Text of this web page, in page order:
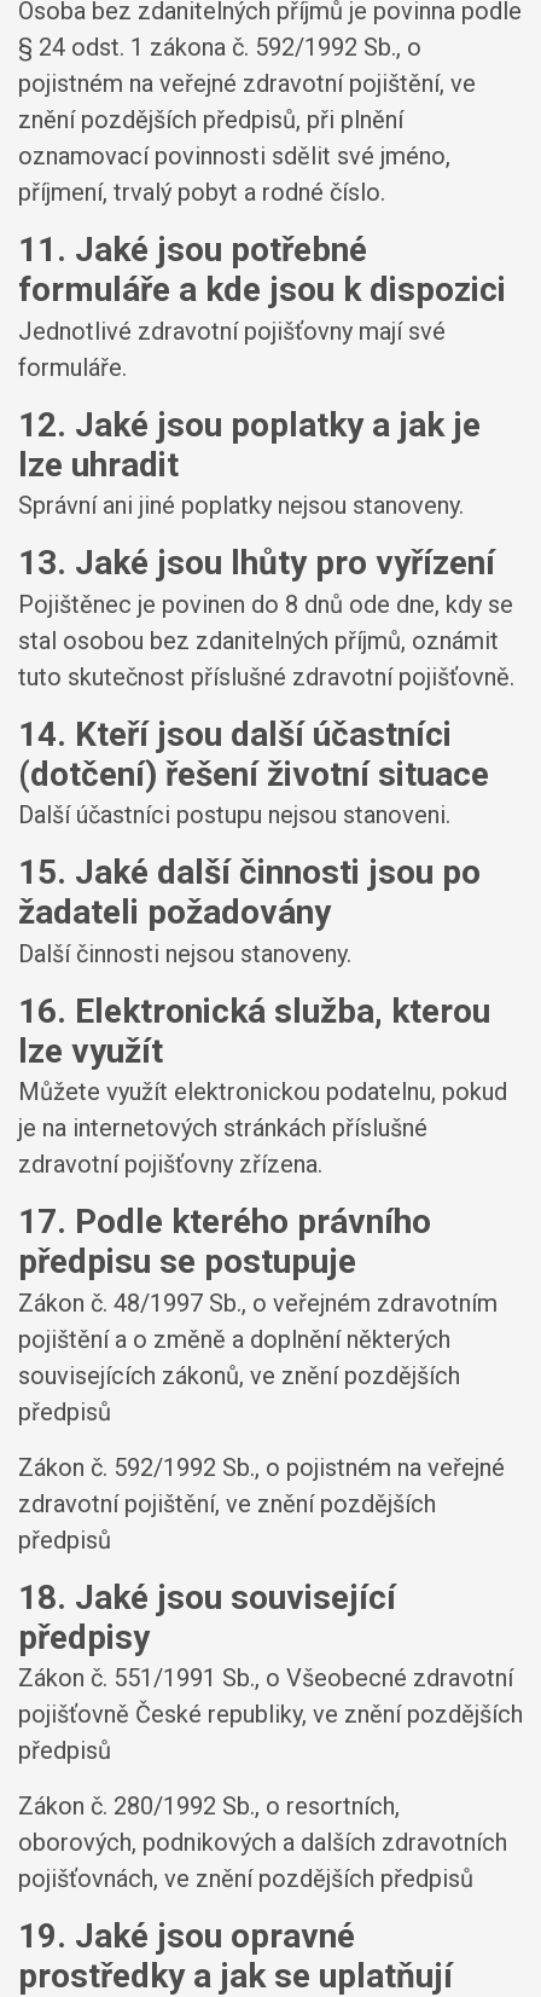
Osoba bez zdanitelných příjmů je povinna podle
§ 24 odst. 1 zákona č. 592/1992 Sb., o
pojistném na veřejné zdravotní pojištění, ve
znění pozdějších předpisů, při plnění
oznamovací povinnosti sdělit své jméno,
příjmení, trvalý pobyt a rodné číslo.
11. Jaké jsou potřebné
formuláře a kde jsou k dispozici
Jednotlivé zdravotní pojišťovny mají své
formuláře.
12. Jaké jsou poplatky a jak je
lze uhradit
Správní ani jiné poplatky nejsou stanoveny.
13. Jaké jsou lhůty pro vyřízení
Pojištěnec je povinen do 8 dnů ode dne, kdy se
stal osobou bez zdanitelných příjmů, oznámit
tuto skutečnost příslušné zdravotní pojišťovně.
14. Kteří jsou další účastníci
(dotčení) řešení životní situace
Další účastníci postupu nejsou stanoveni.
15. Jaké další činnosti jsou po
žadateli požadovány
Další činnosti nejsou stanoveny.
16. Elektronická služba, kterou
lze využít
Můžete využít elektronickou podatelnu, pokud
je na internetových stránkách příslušné
zdravotní pojišťovny zřízena.
17. Podle kterého právního
předpisu se postupuje
Zákon č. 48/1997 Sb., o veřejném zdravotním
pojištění a o změně a doplnění některých
souvisejících zákonů, ve znění pozdějších
předpisů
Zákon č. 592/1992 Sb., o pojistném na veřejné
zdravotní pojištění, ve znění pozdějších
předpisů
18. Jaké jsou související
předpisy
Zákon č. 551/1991 Sb., o Všeobecné zdravotní
pojišťovně České republiky, ve znění pozdějších
předpisů
Zákon č. 280/1992 Sb., o resortních,
oborových, podnikových a dalších zdravotních
pojišťovnách, ve znění pozdějších předpisů
19. Jaké jsou opravné
prostředky a jak se uplatňují